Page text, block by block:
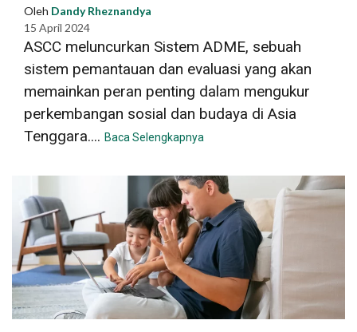
Oleh Dandy Rheznandya
15 April 2024
ASCC meluncurkan Sistem ADME, sebuah
sistem pemantauan dan evaluasi yang akan
memainkan peran penting dalam mengukur
perkembangan sosial dan budaya di Asia
Tenggara.... Baca Selengkapnya